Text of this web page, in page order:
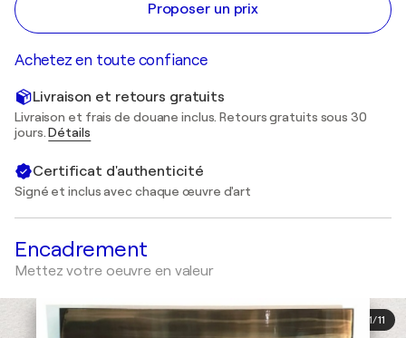
Proposer un prix
Achetez en toute confiance
Livraison et retours gratuits
Livraison et frais de douane inclus. Retours gratuits sous 30
jours.Détails
Certificat d'authenticité
Signé et inclus avec chaque œuvre d'art
Encadrement
Mettez votre oeuvre en valeur
1/11